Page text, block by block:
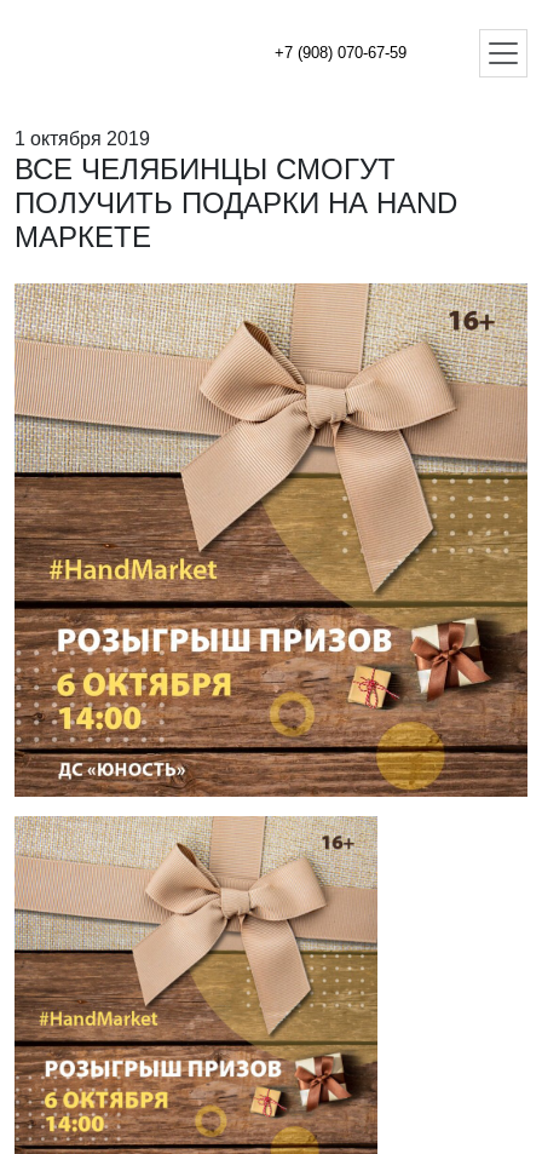
+7 (908) 070-67-59
1 октября 2019
ВСЕ ЧЕЛЯБИНЦЫ СМОГУТ
ПОЛУЧИТЬ ПОДАРКИ НА HAND
МАРКЕТЕ